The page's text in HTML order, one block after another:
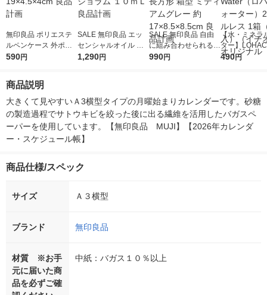
無印良品 ポリエステ
ルペンケース 外ポケ
ット付 黒 約19×4.5×4
590円
SALE 無印良品 エッ
センシャルオイル ス
ウィートマジョラム
1,290円
SALE 無印良品 自由
に組み合わせられる収
納ケース 長方形 箱型
990円
【水・ミネラ
ター】
r（ロハコウ
490円
商品説明
大きくて見やすいＡ3横型タイプの月曜始まりカレンダーです。砂糖
の製造過程でサトウキビを絞った後に出る繊維を活用したバガスペ
ーパーを使用しています。【無印良品　MUJI】【2026年カレンダ
ー・スケジュール帳】
商品仕様/スペック
サイズ Ａ３横型
ブランド 無印良品
材質 ※お手
元に届いた商
品を必ずご確
中紙：バガス１０％以上